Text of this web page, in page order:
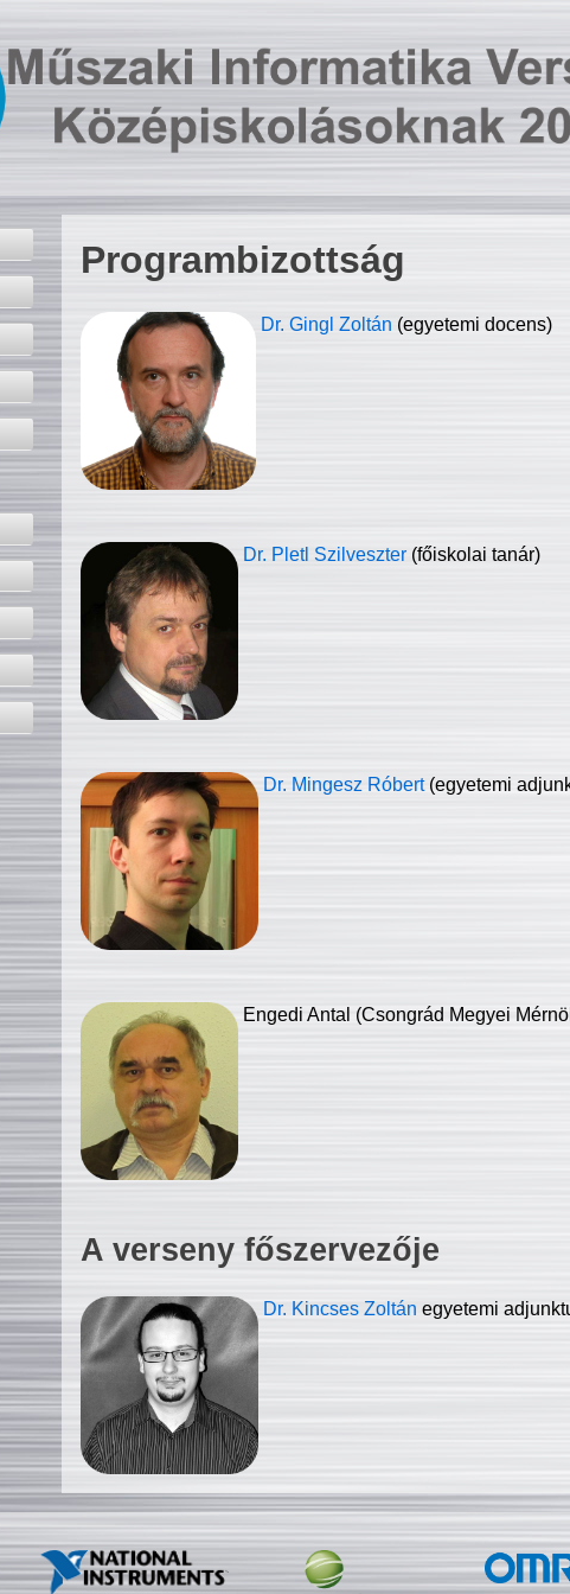
Programbizottság
Dr. Gingl Zoltán (egyetemi docens)
Dr. Pletl Szilveszter (főiskolai tanár)
Dr. Mingesz Róbert (egyetemi
Engedi Antal (Csongrád Megyei
A verseny főszervezője
Dr. Kincses Zoltán egyetemi